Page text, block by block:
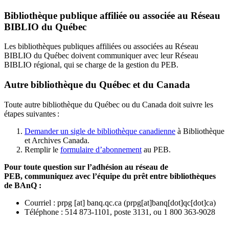
Bibliothèque publique affiliée ou associée au Réseau
BIBLIO du Québec
Les bibliothèques publiques affiliées ou associées au Réseau
BIBLIO du Québec doivent communiquer avec leur Réseau
BIBLIO régional, qui se charge de la gestion du PEB.
Autre bibliothèque du Québec et du Canada
Toute autre bibliothèque du Québec ou du Canada doit suivre les
étapes suivantes :
Demander un sigle de bibliothèque canadienne à Bibliothèque
et Archives Canada.
Remplir le formulaire d’abonnement au PEB.
Pour toute question sur l’adhésion au réseau de
PEB, communiquez avec l’équipe du prêt entre bibliothèques
de BAnQ :
Courriel : prpg [at] banq.qc.ca (prpg[at]banq[dot]qc[dot]ca)
Téléphone : 514 873-1101, poste 3131, ou 1 800 363-9028